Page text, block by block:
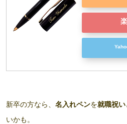
新卒の方なら、 名入れペンを就職祝い
いかも。